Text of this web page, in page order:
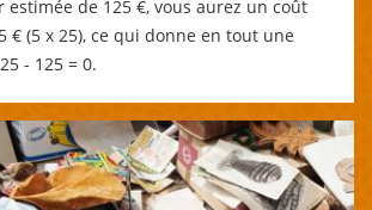
estimée de 125 €, vous aurez un coût
€ (5 x 25), ce qui donne en tout une
- 125 = 0.